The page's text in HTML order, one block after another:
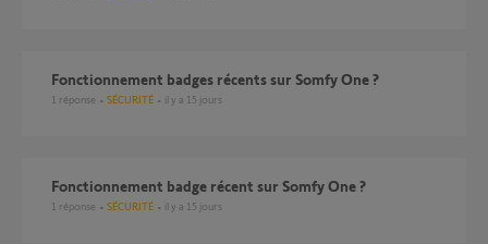
Fonctionnement badges récents sur Somfy One ?
1 réponse SÉCURITÉ il y a 15 jours
Fonctionnement badge récent sur Somfy One ?
1 réponse SÉCURITÉ il y a 15 jours